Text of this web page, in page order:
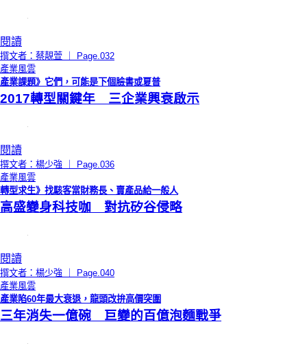
閱讀
撰文者：蔡靚萱 ｜ Page.032
產業風雲
產業課題》它們，可能是下個臉書或夏普
2017轉型關鍵年 三企業興衰啟示
閱讀
撰文者：楊少強 ｜ Page.036
產業風雲
轉型求生》找駭客當財務長、賣產品給一般人
高盛變身科技咖 對抗矽谷侵略
閱讀
撰文者：楊少強 ｜ Page.040
產業風雲
產業陷60年最大衰退，龍頭改拚高價突圍
三年消失一億碗 巨變的百億泡麵戰爭